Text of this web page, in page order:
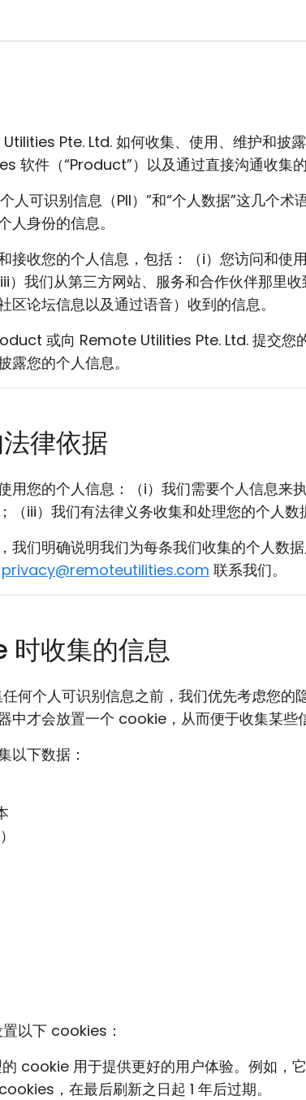
Pte. Ltd. 如何收集、使用、维护和
软件（“Product”）以及通过直接沟通收集的
人可识别信息（PII）”和“个人数据”这几个
人身份的信息。
接收您的个人信息，包括：（i）您访问和使
我们从第三方网站、服务和合作伙伴那里
区论坛信息以及通过语音）收到的信息。
或向 Remote Utilities Pte. Ltd. 提交您
露您的个人信息。
律依据
用您的个人信息：（i）我们需要个人信息来
（iii）我们有法律义务收集和处理您的个人数
我们明确说明我们为每条我们收集的个人数
privacy@remoteutilities.com 联系我们。
时收集的信息
何个人可识别信息之前，我们优先考虑您的
中才会放置一个 cookie，从而便于收集某些
以下数据：
以下 cookies：
cookie 用于提供更好的用户体验。例如，
，在最后刷新之日起 1 年后过期。